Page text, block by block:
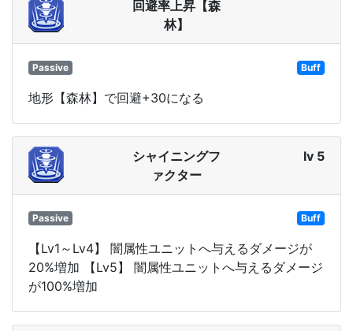
回避率上昇【森
林】
Passive Buff
地形【森林】で回避+30になる
シャイニングフ
ァクター
lv 5
Passive Buff
【Lv1～Lv4】 闇属性ユニットへ与えるダメージが
20%増加 【Lv5】 闇属性ユニットへ与えるダメージ
が100%増加